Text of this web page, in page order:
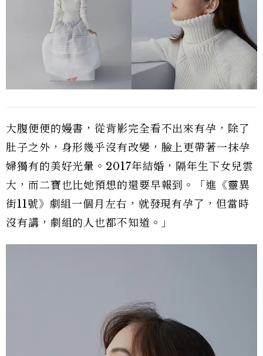
大腹便便的嫚書，從背影完全看不出來有孕，除了
肚子之外，身形幾乎沒有改變，臉上更帶著一抹孕
婦獨有的美好光暈。2017年結婚，隔年生下女兒雲
大，而二寶也比她預想的還要早報到。「進《靈異
街11號》劇組一個月左右，就發現有孕了，但當時
沒有講，劇組的人也都不知道。」